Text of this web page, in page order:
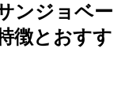
ンジョベー
徴とおすす